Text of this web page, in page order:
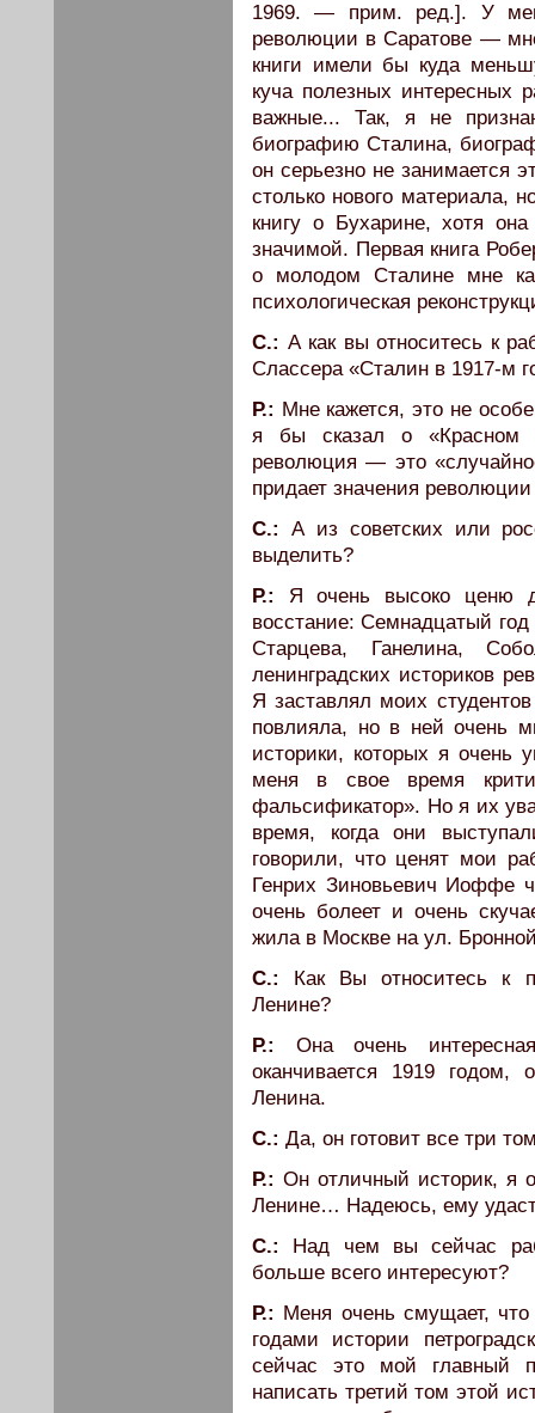
1969. — прим. ред.]. У
революции в Саратове —
книги имели бы куда
куча полезных интересных
важные... Так, я не
биографию Сталина,
он серьезно не занимается
столько нового материала,
книгу о Бухарине, хотя
значимой. Первая книга
о молодом Сталине мне
психологическая
C.: А как вы относитесь к
Слассера «Сталин в 1917-м
Р.: Мне кажется, это не
я бы сказал о «Красном
революция — это
придает значения
C.:
А из советских или
выделить?
Р.:
Я очень высоко ценю
восстание: Семнадцатый
Старцева, Ганелина,
ленинградских историков
Я заставлял моих
повлияла, но в ней очень
историки, которых я
меня в свое время
фальсификатор». Но я их
время, когда они
говорили, что ценят мои
Генрих Зиновьевич Иоффе
очень болеет и очень
жила в Москве на ул.
С.:
Как Вы относитесь к
Ленине?
Р.:
Она очень
оканчивается 1919
Ленина.
С.: Да, он готовит все три
Р.: Он отличный историк, я
Ленине… Надеюсь, ему
С.:
Над чем вы сейчас
больше всего интересуют?
Р.: Меня очень смущает,
годами истории
сейчас это мой главный
написать третий том этой